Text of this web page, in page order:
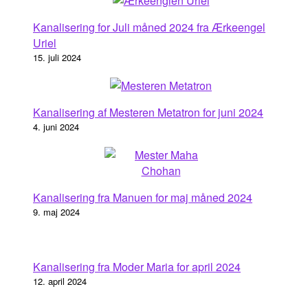
Kanalisering for Juli måned 2024 fra Ærkeengel
Uriel
15. juli 2024
Kanalisering af Mesteren Metatron for juni 2024
4. juni 2024
Kanalisering fra Manuen for maj måned 2024
9. maj 2024
Kanalisering fra Moder Maria for april 2024
12. april 2024